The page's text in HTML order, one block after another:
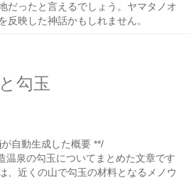
だったと言えるでしょう。ヤマタノオ
反映した神話かもしれません。
勾玉
が自動生成した概要 **/
温泉の勾玉についてまとめた文章です
、近くの山で勾玉の材料となるメノウ